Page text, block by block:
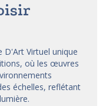
D'Art Virtuel unique
où les œuvres
échelles, reflétant